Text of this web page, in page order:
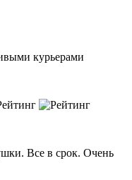
курьерами
Все в срок. Очень